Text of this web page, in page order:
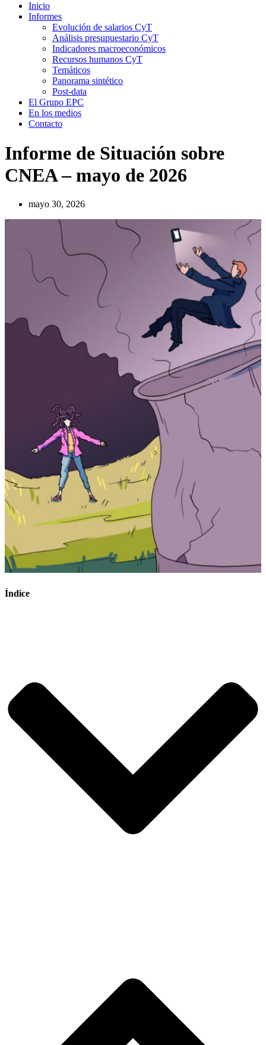
Inicio
Informes
Evolución de salarios CyT
Análisis presupuestario CyT
Indicadores macroeconómicos
Recursos humanos CyT
Temáticos
Panorama sintético
Post-data
El Grupo EPC
En los medios
Contacto
Informe de Situación sobre
CNEA – mayo de 2026
mayo 30, 2026
Índice